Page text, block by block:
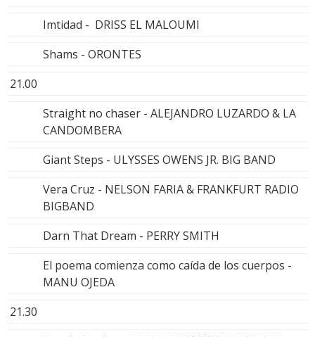
Imtidad - DRISS EL MALOUMI
Shams - ORONTES
21.00
Straight no chaser - ALEJANDRO LUZARDO & LA
CANDOMBERA
Giant Steps - ULYSSES OWENS JR. BIG BAND
Vera Cruz - NELSON FARIA & FRANKFURT RADIO
BIGBAND
Darn That Dream - PERRY SMITH
El poema comienza como caída de los cuerpos -
MANU OJEDA
21.30